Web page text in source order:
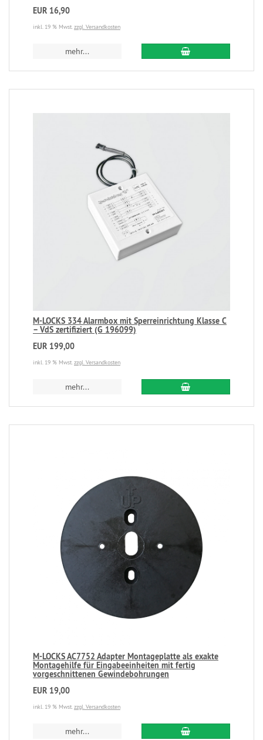
EUR 16,90
inkl. 19 % Mwst.zzgl. Versandkosten
mehr...
M-LOCKS 334 Alarmbox mit Sperreinrichtung Klasse C
– VdS zertifiziert (G 196099)
EUR 199,00
inkl. 19 % Mwst.zzgl. Versandkosten
mehr...
M-LOCKS AC7752 Adapter Montageplatte als exakte
Montagehilfe für Eingabeeinheiten mit fertig
vorgeschnittenen Gewindebohrungen
EUR 19,00
inkl. 19 % Mwst.zzgl. Versandkosten
mehr...